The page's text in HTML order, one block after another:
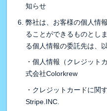
知らせ
弊社は、お客様の個人情
ることができるものとし
る個人情報の委託先は、
・個人情報（クレジット
式会社Colorkrew
・クレジットカードに関
Stripe.INC.